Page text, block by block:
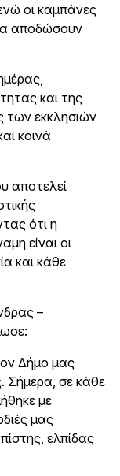
οι καμπάνες
αποδώσουν
και της
των εκκλησιών
κοινά
αποτελεί
ότι η
είναι οι
και κάθε
–
Δήμο μας
Σήμερα, σε κάθε
με
μας
ελπίδας